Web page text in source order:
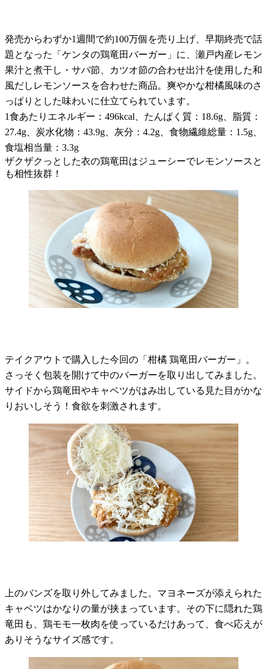
発売からわずか1週間で約100万個を売り上げ、早期終売で話
題となった「ケンタの鶏竜田バーガー」に、瀬戸内産レモン
果汁と煮干し・サバ節、カツオ節の合わせ出汁を使用した和
風だしレモンソースを合わせた商品。爽やかな柑橘風味のさ
っぱりとした味わいに仕立てられています。
1食あたりエネルギー：496kcal、たんぱく質：18.6g、脂質：
27.4g、炭水化物：43.9g、灰分：4.2g、食物繊維総量：1.5g、
食塩相当量：3.3g
ザクザクっとした衣の鶏竜田はジューシーでレモンソースと
も相性抜群！
テイクアウトで購入した今回の「柑橘 鶏竜田バーガー」。
さっそく包装を開けて中のバーガーを取り出してみました。
サイドから鶏竜田やキャベツがはみ出している見た目がかな
りおいしそう！食欲を刺激されます。
上のバンズを取り外してみました。マヨネーズが添えられた
キャベツはかなりの量が挟まっています。その下に隠れた鶏
竜田も、鶏モモ一枚肉を使っているだけあって、食べ応えが
ありそうなサイズ感です。